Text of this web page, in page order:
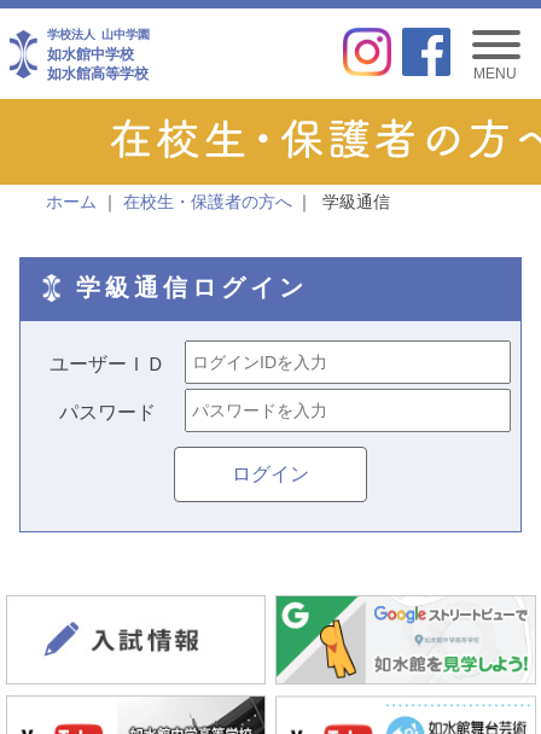
学校法人 山中学園
如水館中学校
如水館高等学校
MENU
ホーム 在校生・保護者の方へ 学級通信
学級通信ログイン
ユーザーＩＤ
パスワード
ログイン